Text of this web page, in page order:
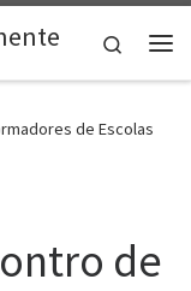
Search
de Escolas
de